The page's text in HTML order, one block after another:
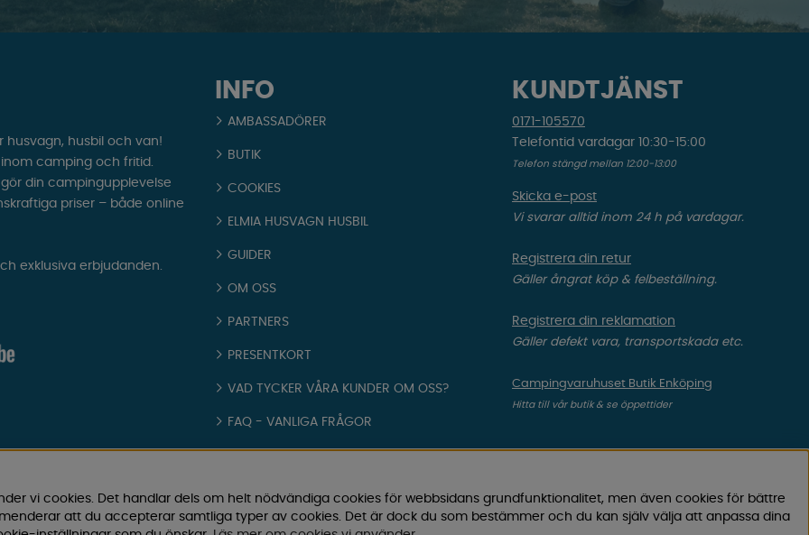
INFO
AMBASSADÖRER
BUTIK
COOKIES
ELMIA HUSVAGN HUSBIL
GUIDER
OM OSS
PARTNERS
PRESENTKORT
VAD TYCKER VÅRA KUNDER OM OSS?
FAQ - VANLIGA FRÅGOR
JOBBA HOS OSS
KÖPVILLKOR
KUNDTJÄNST
0171-105570
Telefontid vardagar 10:30-15:00
Telefon stängd mellan 12:00-13:00
Skicka e-post
Vi svarar alltid inom 24 h på vardagar.
Registrera din retur
Gäller ångrat köp & felbeställning.
Registrera din reklamation
Gäller defekt vara, transportskada etc.
Campingvaruhuset Butik Enköping
Hitta till vår butik & se öppettider
husvagn, husbil och van!
camping och fritid.
din campingupplevelse
priser – både online
exklusiva erbjudanden.
vi cookies. Det handlar dels om helt nödvändiga cookies för webbsidans grundfunktionalitet, men även cookies för bättre
att du accepterar samtliga typer av cookies. Det är dock du som bestämmer och du kan själv välja att anpassa dina